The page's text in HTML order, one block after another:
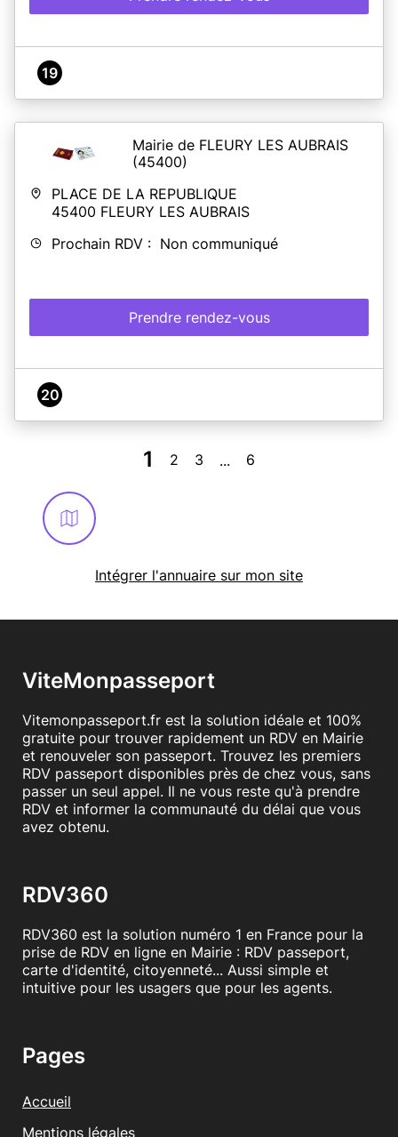
19
Mairie de FLEURY LES AUBRAIS
(45400)
PLACE DE LA REPUBLIQUE
45400 FLEURY LES AUBRAIS
Prochain RDV : Non communiqué
Prendre rendez-vous
20
1 2 3 ... 6
Intégrer l'annuaire sur mon site
ViteMonpasseport
Vitemonpasseport.fr est la solution idéale et 100%
gratuite pour trouver rapidement un RDV en Mairie
et renouveler son passeport. Trouvez les premiers
RDV passeport disponibles près de chez vous, sans
passer un seul appel. Il ne vous reste qu'à prendre
RDV et informer la communauté du délai que vous
avez obtenu.
RDV360
RDV360 est la solution numéro 1 en France pour la
prise de RDV en ligne en Mairie : RDV passeport,
carte d'identité, citoyenneté... Aussi simple et
intuitive pour les usagers que pour les agents.
Pages
Accueil
Mentions légales